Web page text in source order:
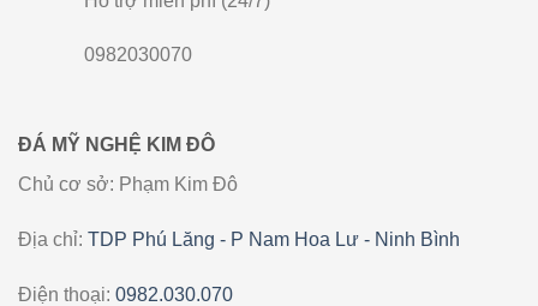
0982030070
ĐÁ MỸ NGHỆ KIM ĐÔ
Chủ cơ sở: Phạm Kim Đô
Địa chỉ: TDP Phú Lăng - P Nam Hoa Lư - Ninh Bình
Điện thoại: 0982.030.070